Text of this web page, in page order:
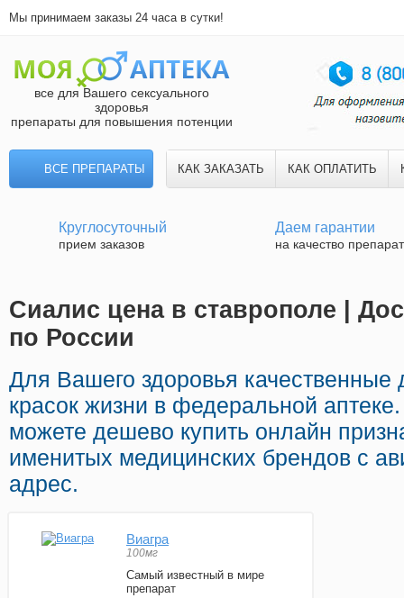
Мы принимаем заказы 24 часа в сутки!
все для Вашего сексуального
здоровья
препараты для повышения потенции
ВСЕ ПРЕПАРАТЫ КАК ЗАКАЗАТЬ КАК ОПЛАТИТЬ
Круглосуточный
прием заказов
Даем гарантии
на качество
Сиалис цена в ставрополе |
по России
Для Вашего здоровья качественные
красок жизни в федеральной
можете дешево купить онлайн
именитых медицинских брендов с
адрес.
Виагра
100мг
Самый известный в мире
препарат